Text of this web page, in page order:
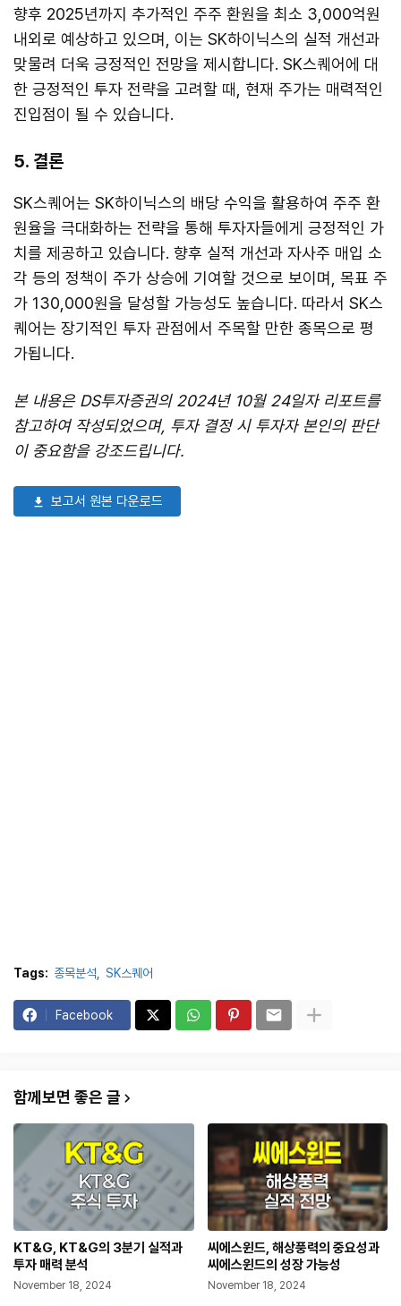
향후 2025년까지 추가적인 주주 환원을 최소 3,000억원
내외로 예상하고 있으며, 이는 SK하이닉스의 실적 개선과
맞물려 더욱 긍정적인 전망을 제시합니다. SK스퀘어에 대
한 긍정적인 투자 전략을 고려할 때, 현재 주가는 매력적인
진입점이 될 수 있습니다.
5. 결론
SK스퀘어는 SK하이닉스의 배당 수익을 활용하여 주주 환
원율을 극대화하는 전략을 통해 투자자들에게 긍정적인 가
치를 제공하고 있습니다. 향후 실적 개선과 자사주 매입 소
각 등의 정책이 주가 상승에 기여할 것으로 보이며, 목표 주
가 130,000원을 달성할 가능성도 높습니다. 따라서 SK스
퀘어는 장기적인 투자 관점에서 주목할 만한 종목으로 평
가됩니다.
본 내용은 DS투자증권의 2024년 10월 24일자 리포트를
참고하여 작성되었으며, 투자 결정 시 투자자 본인의 판단
이 중요함을 강조드립니다.
보고서 원본 다운로드
Tags: 종목분석 SK스퀘어
Facebook
함께보면 좋은 글
KT&G, KT&G의 3분기 실적과
투자 매력 분석
November 18, 2024
씨에스윈드, 해상풍력의 중요성과
씨에스윈드의 성장 가능성
November 18, 2024